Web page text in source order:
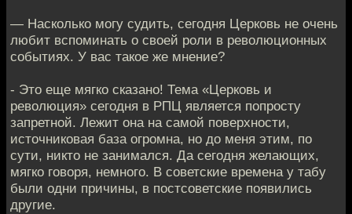
— Насколько могу судить, сегодня Церковь не очень
любит вспоминать о своей роли в революционных
событиях. У вас такое же мнение?
- Это еще мягко сказано! Тема «Церковь и
революция» сегодня в РПЦ является попросту
запретной. Лежит она на самой поверхности,
источниковая база огромна, но до меня этим, по
сути, никто не занимался. Да сегодня желающих,
мягко говоря, немного. В советские времена у табу
были одни причины, в постсоветские появились
другие.